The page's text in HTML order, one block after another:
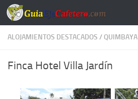
Saltar al contenido
ALOJAMIENTOS DESTACADOS /QUIMBAYA
Finca Hotel Villa Jardín